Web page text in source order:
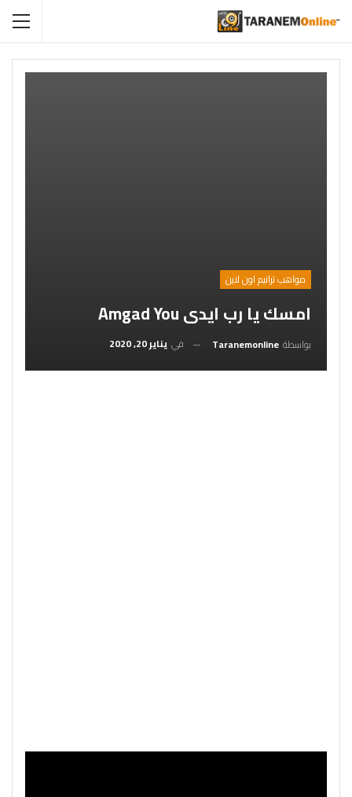
مواهب ترانيم اون لاين
امسك يا رب ايدى Amgad You
بواسطة Taranemonline في يناير 20, 2020